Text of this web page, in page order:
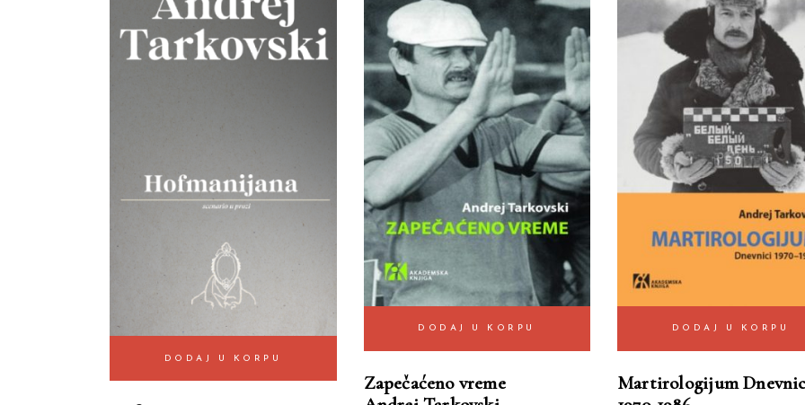
DODAJ U KORPU
DODAJ U KORPU
Zapečaćeno vreme
DODAJ U KORPU
Martirologijum